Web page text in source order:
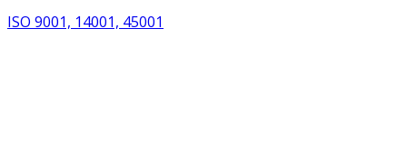
ISO 9001, 14001, 45001